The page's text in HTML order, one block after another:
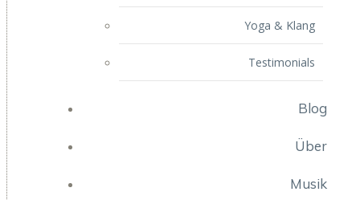
Yoga & Klang
Testimonials
Blog
Über
Musik